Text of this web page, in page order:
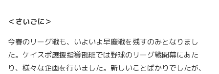
＜さいごに＞
今春のリーグ戦も、いよいよ早慶戦を残すのみとなりまし
た。ケイスポ應援指導部班では野球のリーグ戦開幕にあた
り、様々な企画を行いました。新しいことばかりでしたが、